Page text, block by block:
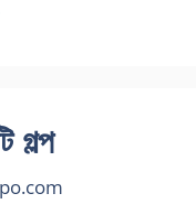
গল্প